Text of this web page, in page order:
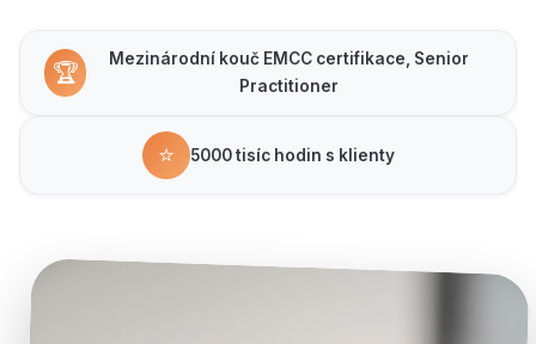
🏆
Mezinárodní kouč EMCC certifikace, Senior
Practitioner
⭐ 5000 tisíc hodin s klienty